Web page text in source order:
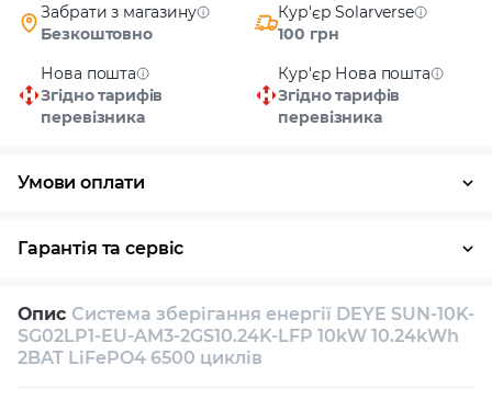
Забрати з магазину
Безкоштовно
Кур'єр Solarverse
100 грн
Нова пошта
Згідно тарифів
перевізника
Кур'єр Нова пошта
Згідно тарифів
перевізника
Умови оплати
Гарантія та сервіс
Власний сервісний центр Технічна підтримка
Консультація
Опис Система зберігання енергії DEYE SUN-10K-
SG02LP1-EU-AM3-2GS10.24K-LFP 10kW 10.24kWh
2BAT LiFePO4 6500 циклів